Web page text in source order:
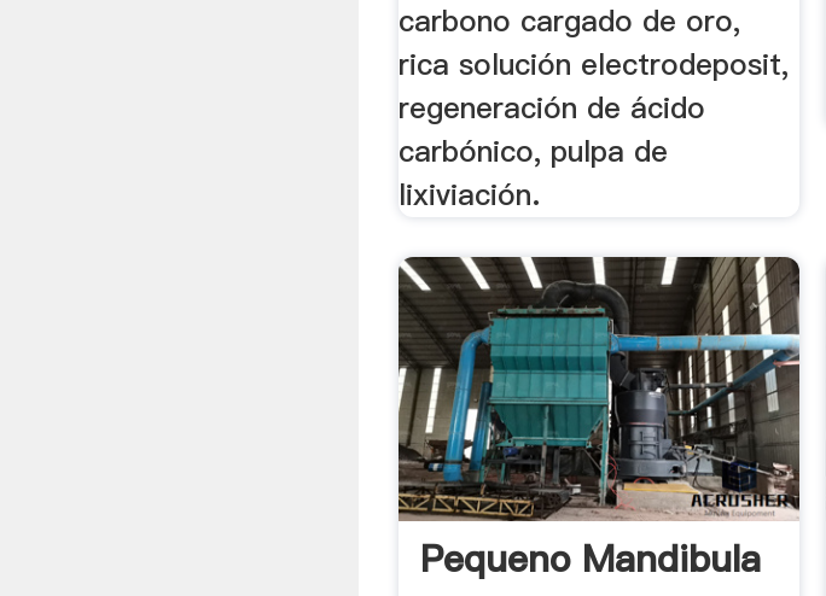
carbono cargado de oro,
rica solución electrodeposit,
regeneración de ácido
carbónico, pulpa de
lixiviación.
Pequeno Mandibula